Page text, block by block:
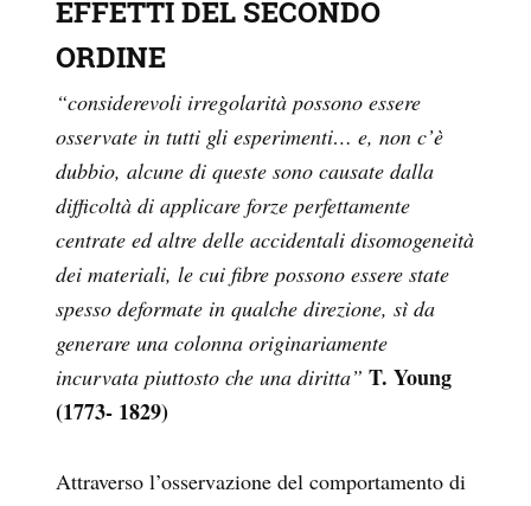
EFFETTI DEL SECONDO
ORDINE
“considerevoli irregolarità possono essere
osservate in tutti gli esperimenti… e, non c’è
dubbio, alcune di queste sono causate dalla
difficoltà di applicare forze perfettamente
centrate ed altre delle accidentali disomogeneità
dei materiali, le cui fibre possono essere state
spesso deformate in qualche direzione, sì da
generare una colonna originariamente
incurvata piuttosto che una diritta” T. Young
(1773- 1829)
Attraverso l’osservazione del comportamento di